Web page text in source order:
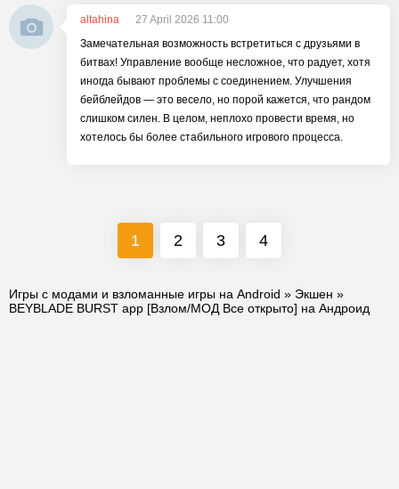
altahina
27 April 2026 11:00
Замечательная возможность встретиться с друзьями в
битвах! Управление вообще несложное, что радует, хотя
иногда бывают проблемы с соединением. Улучшения
бейблейдов — это весело, но порой кажется, что рандом
слишком силен. В целом, неплохо провести время, но
хотелось бы более стабильного игрового процесса.
1 2 3 4
Игры с модами и взломанные игры на Android » Экшен »
BEYBLADE BURST app [Взлом/МОД Все открыто] на Андроид